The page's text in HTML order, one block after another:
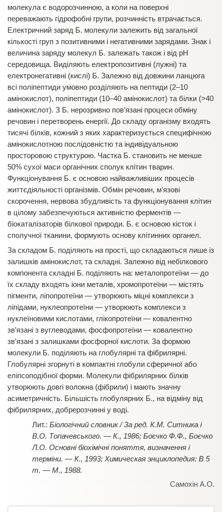
молекула є водорозчинною, а коли на поверхні
переважають гідрофобні групи, розчинність втрачається.
Електричний заряд Б. молекули залежить від загальної
кількості груп з позитивними і негативними зарядами. Знак і
величина заряду молекул Б. залежать також і від рН
середовища. Виділяють електропозитивні (лужні) та
електронегативні (кислі) Б. Залежно від довжини ланцюга
всі поліпептиди умовно розділяють на пептиди (2–10
амінокислот), поліпептиди (10–40 амінокислот) та білки (>40
амінокислот). З Б. нерозривно пов’язані процеси обміну
речовин і перетворень енергії. До складу організму входять
тисячі білків, кожний з яких характеризується специфічною
амінокислотною послідовністю та індивідуальною
просторовою структурою. Частка Б. становить не менше
50% сухої маси органічних сполук клітин тварин.
Функціонування Б. є основою найважливіших процесів
життєдіяльності організмів. Обмін речовин, м’язові
скорочення, нервова збудливість та функціонування клітин
в цілому забезпечуються активністю ферментів —
біокаталізаторів білкової природи. Б. є основою кісток і
сполучної тканини, формують основу клітинних органел.
За складом Б. поділяють на прості, що складаються лише із
залишків амінокислот, та складні. Залежно від небілкового
компонента складні Б. поділяють на: металопротеїни — до
їх складу входять іони металів, хромопротеїни — містять
пігменти, ліпопротеїни — утворюють міцні комплекси з
ліпідами, нуклеопротеїни — утворюють комплекси з
нуклеїновими кислотами, глікопротеїни — ковалентно
зв’язані з вуглеводами, фосфопротеїни — ковалентно
зв’язані з залишками фосфорної кислоти. За формою
молекули Б. поділяють на глобулярні та фібрилярні.
Глобулярні згорнуті в компактні глобули сферичної або
еліпсоподібної форми. Молекули фібрилярних білків
утворюють довгі волокна (фібрили) і мають значну
асиметричність. Більшість глобулярних Б., на відміну від
фібрилярних, добрерозчинні у воді.
Біологічний словник / За ред. К.М. Ситника і
В.О. Топачевського. — К., 1986; Боєчко Ф.Ф., Боєчко
Л.О. Основні біохімічні поняття, визначення і
терміни. — К., 1993; Химическая энциклопедия: В 5
т. — М., 1988.
Самохін А.О.